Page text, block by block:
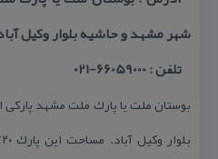
شهر مشهد و حاشیه بلوار وكیل
تلفن : 66059000-021
بوستان ملت یا پارك ملت مشهد